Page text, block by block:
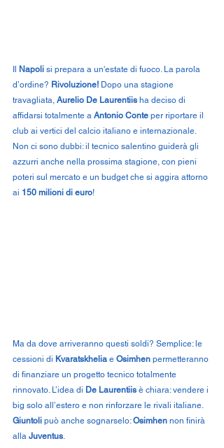
Napoli si prepara a un'estate di fuoco. La parola
d’ordine? Rivoluzione! Dopo una stagione
travagliata, Aurelio De Laurentiis ha deciso di
affidarsi totalmente a Antonio Conte per riportare il
club ai vertici del calcio italiano e internazionale.
Non ci sono dubbi: il tecnico salentino guiderà gli
azzurri anche nella prossima stagione, con pieni
poteri sul mercato e un budget che si aggira attorno
ai 150 milioni di euro!
Ma da dove arriveranno questi soldi? Semplice: le
cessioni di Kvaratskhelia e Osimhen permetteranno
di finanziare un progetto tecnico totalmente
rinnovato. L’idea di De Laurentiis è chiara: vendere i
big solo all’estero e non rinforzare le rivali italiane.
Giuntoli può anche sognarselo: Osimhen non finirà
alla Juventus